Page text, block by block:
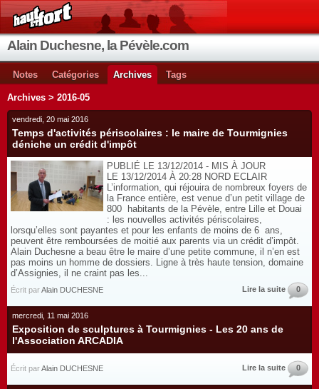
Alain Duchesne, la Pévèle.com
Notes Catégories Archives Tags
Archives > 2016-05
vendredi, 20 mai 2016
Temps d'activités périscolaires : le maire de Tourmignies
déniche un crédit d'impôt
PUBLIÉ LE 13/12/2014 - MIS À JOUR
LE 13/12/2014 À 20:28 NORD ECLAIR
L’information, qui réjouira de nombreux foyers de
la France entière, est venue d’un petit village de
800 habitants de la Pévèle, entre Lille et Douai
: les nouvelles activités périscolaires,
lorsqu’elles sont payantes et pour les enfants de moins de 6 ans,
peuvent être remboursées de moitié aux parents via un crédit d’impôt.
Alain Duchesne a beau être le maire d’une petite commune, il n’en est
pas moins un homme de dossiers. Ligne à très haute tension, domaine
d’Assignies, il ne craint pas les...
Écrit parAlain DUCHESNE Lire la suite 0
mercredi, 11 mai 2016
Exposition de sculptures à Tourmignies - Les 20 ans de
l'Association ARCADIA
Écrit parAlain DUCHESNE Lire la suite 0